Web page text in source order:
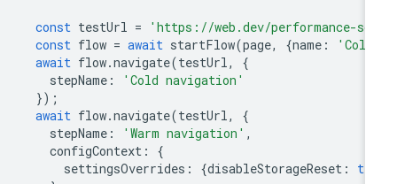
const testUrl = 'https://web.dev/performance-
const flow = await startFlow(page, {name :
await flow.navigate(testUrl
stepName : 'Cold navigation'
await flow.navigate(testUrl
stepName : 'Warm navigation'
configContext
settingsOverrides: {disableStorageReset: